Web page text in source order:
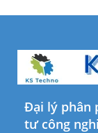
Đại lý phân
tư công